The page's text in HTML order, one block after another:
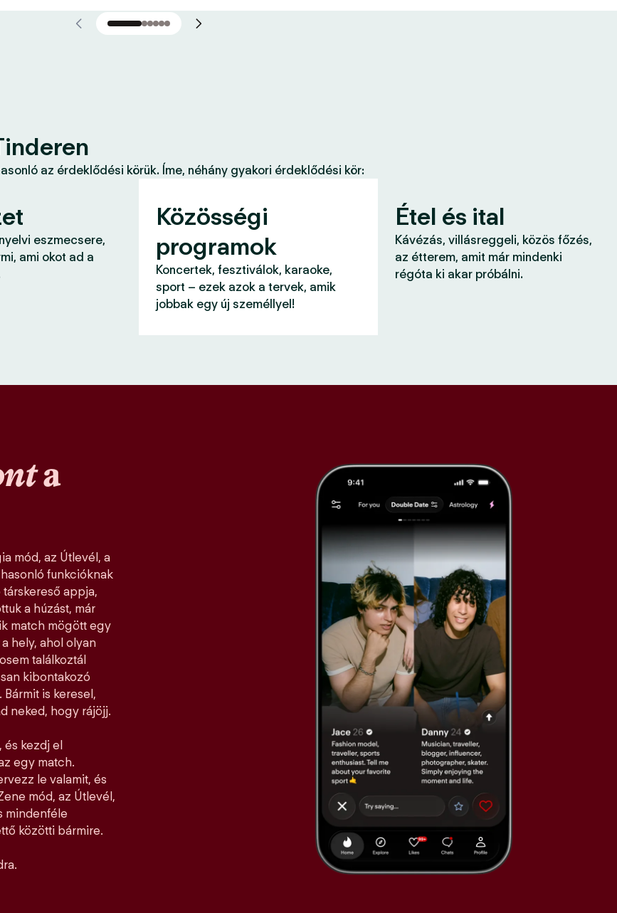
az érdeklődési körük. Íme, néhány gyakori érdeklődési kör:
eszmecsere,
ami okot ad a
Közösségi
programok
Koncertek, fesztiválok, karaoke,
sport – ezek azok a tervek, amik
jobbak egy új személlyel!
Étel és ital
Kávézás, villásreggeli, közös főzés,
az étterem, amit már mindenki
régóta ki akar próbálni.
a
mód, az Útlevél, a
funkcióknak
appja,
a húzást, már
match mögött egy
hely, ahol olyan
találkoztál
kibontakozó
is keresel,
neked, hogy rájöjj.
kezdj el
egy match.
le valamit, és
mód, az Útlevél,
mindenféle
közötti bármire.